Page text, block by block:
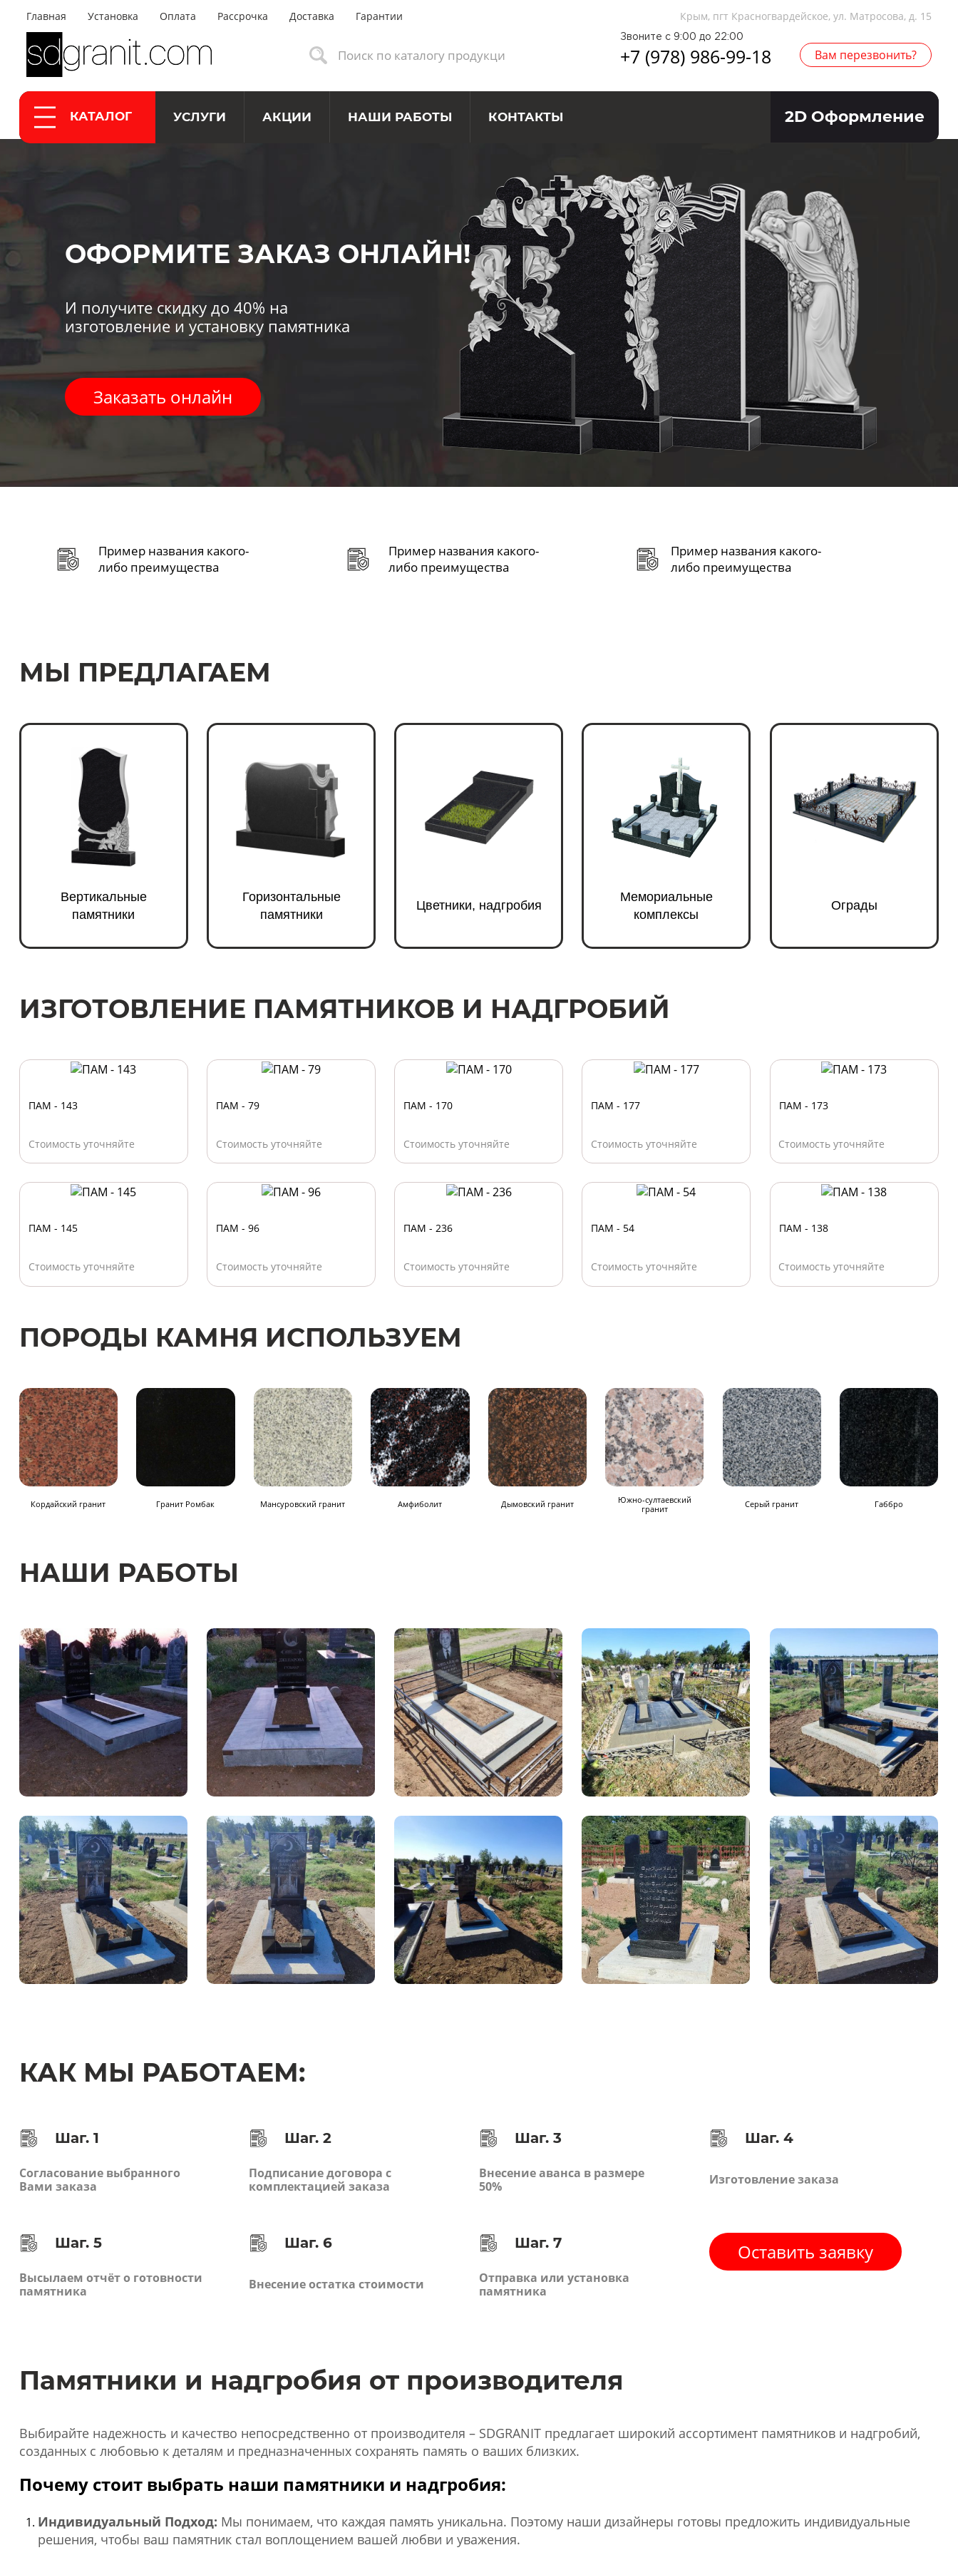
Главная Установка Оплата Рассрочка Доставка Гарантии Крым, пгт Красногвардейское, ул. Матросова, д. 15
Звоните с 9:00 до 22:00
+7 (978) 986-99-18 Вам перезвонить?
КАТАЛОГ УСЛУГИ АКЦИИ НАШИ РАБОТЫ КОНТАКТЫ 2D Оформление
ОФОРМИТЕ ЗАКАЗ ОНЛАЙН!
И получите скидку до 40% на
изготовление и установку памятника
Заказать онлайн
Пример названия какого-
либо преимущества
Пример названия какого-
либо преимущества
Пример названия какого-
либо преимущества
МЫ ПРЕДЛАГАЕМ
Вертикальные
памятники
Горизонтальные
памятники
Цветники, надгробия
Мемориальные
комплексы
Ограды
ИЗГОТОВЛЕНИЕ ПАМЯТНИКОВ И НАДГРОБИЙ
ПАМ - 143
Стоимость уточняйте
ПАМ - 79
Стоимость уточняйте
ПАМ - 170
Стоимость уточняйте
ПАМ - 177
Стоимость уточняйте
ПАМ - 173
Стоимость уточняйте
ПАМ - 145
Стоимость уточняйте
ПАМ - 96
Стоимость уточняйте
ПАМ - 236
Стоимость уточняйте
ПАМ - 54
Стоимость уточняйте
ПАМ - 138
Стоимость уточняйте
ПОРОДЫ КАМНЯ ИСПОЛЬЗУЕМ
Кордайский гранит Гранит Ромбак Мансуровский гранит Амфиболит Дымовский гранит
Южно-султаевский
гранит
Серый гранит Габбро
НАШИ РАБОТЫ
КАК МЫ РАБОТАЕМ:
Шаг. 1
Согласование выбранного
Вами заказа
Шаг. 2
Подписание договора с
комплектацией заказа
Шаг. 3
Внесение аванса в размере
50%
Шаг. 4
Изготовление заказа
Шаг. 5
Высылаем отчёт о готовности
памятника
Шаг. 6
Внесение остатка стоимости
Шаг. 7
Отправка или установка
памятника
Оставить заявку
Памятники и надгробия от производителя
Выбирайте надежность и качество непосредственно от производителя – SDGRANIT предлагает широкий ассортимент памятников и надгробий,
созданных с любовью к деталям и предназначенных сохранять память о ваших близких.
Почему стоит выбрать наши памятники и надгробия:
Индивидуальный Подход: Мы понимаем, что каждая память уникальна. Поэтому наши дизайнеры готовы предложить индивидуальные
решения, чтобы ваш памятник стал воплощением вашей любви и уважения.